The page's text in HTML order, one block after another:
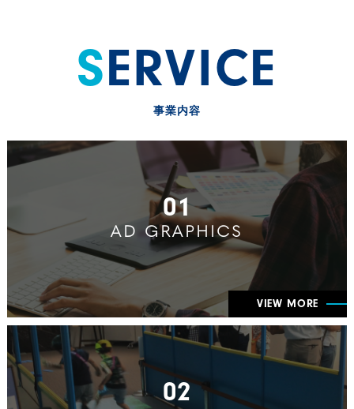
SERVICE
事業内容
01
AD GRAPHICS
VIEW MORE
02